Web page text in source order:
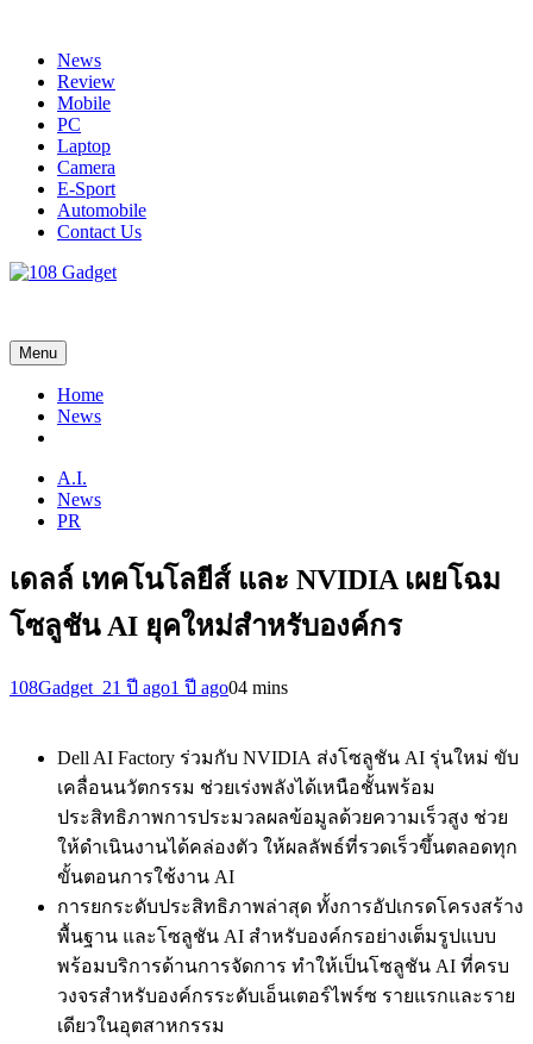
contentNews
Review
Mobile
PC
Laptop
Camera
E-Sport
Automobile
Contact Us
Menu
Home
News
A.I.
News
PR
เดลล์ เทคโนโลยีส์ และ NVIDIA เผยโฉม
โซลูชัน AI ยุคใหม่สำหรับองค์กร
108Gadget_21 ปี ago1 ปี ago04 mins
Dell AI Factory ร่วมกับ NVIDIA ส่งโซลูชัน AI รุ่นใหม่ ขับ
เคลื่อนนวัตกรรม ช่วยเร่งพลังได้เหนือชั้นพร้อม
ประสิทธิภาพการประมวลผลข้อมูลด้วยความเร็วสูง ช่วย
ให้ดำเนินงานได้คล่องตัว ให้ผลลัพธ์ที่รวดเร็วขึ้นตลอดทุก
ขั้นตอนการใช้งาน AI
การยกระดับประสิทธิภาพล่าสุด ทั้งการอัปเกรดโครงสร้าง
พื้นฐาน และโซลูชัน AI สำหรับองค์กรอย่างเต็มรูปแบบ
พร้อมบริการด้านการจัดการ ทำให้เป็นโซลูชัน AI ที่ครบ
วงจรสำหรับองค์กรระดับเอ็นเตอร์ไพร์ซ รายแรกและราย
เดียวในอุตสาหกรรม